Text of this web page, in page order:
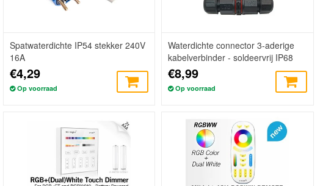
Spatwaterdichte IP54 stekker 240V
16A
€4,29
Op voorraad
Waterdichte connector 3-aderige
kabelverbinder - soldeervrij IP68
€8,99
Op voorraad